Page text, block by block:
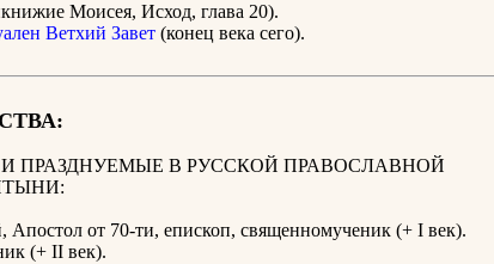
Моисея, Исход, глава 20).
Ветхий Завет (конец века сего).
ПРАЗДНУЕМЫЕ В РУССКОЙ ПРАВОСЛАВНОЙ
от 70-ти, епископ, священномученик (+ I век).
(+ II век).